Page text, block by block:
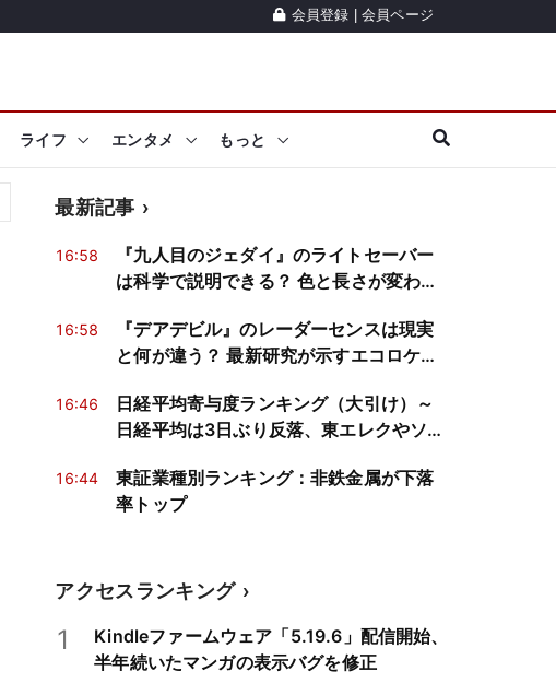
会員登録 会員ページ
ライフ エンタメ もっと
最新記事
16:58
『九人目のジェダイ』のライトセーバー
は科学で説明できる？ 色と長さが変わる
16:58
『デアデビル』のレーダーセンスは現実
と何が違う？ 最新研究が示すエコロケー
16:46
日経平均寄与度ランキング（大引け）～
日経平均は3日ぶり反落、東エレクやソフ
16:44
東証業種別ランキング：非鉄金属が下落
率トップ
アクセスランキング
1
Kindleファームウェア「5.19.6」配信開始、
半年続いたマンガの表示バグを修正